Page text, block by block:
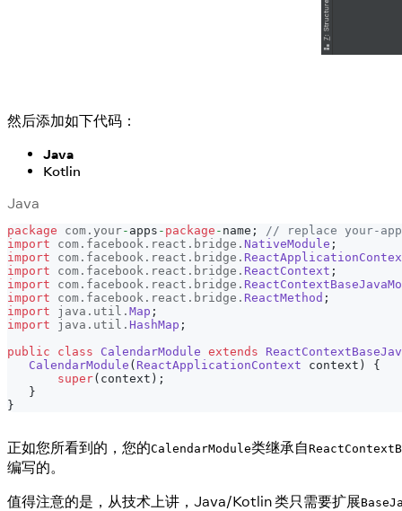
然后添加如下代码：
Java
Kotlin
Java
package com . your- apps - package - name ;
// replace your-
import
com . facebook . react . bridge . NativeModule ;
import
com . facebook . react . bridge .
import
com . facebook . react . bridge . ReactContext ;
import
com . facebook . react . bridge .
import
com . facebook . react . bridge . ReactMethod ;
import
java . util . Map ;
import
java . util . HashMap ;
public
class CalendarModule extends
CalendarModule ( ReactApplicationContext context )
{
super( context ) ;
}
}
正如您所看到的，您的CalendarModule类继承自
编写的。
值得注意的是，从技术上讲，Java/Kotlin 类只需要扩展